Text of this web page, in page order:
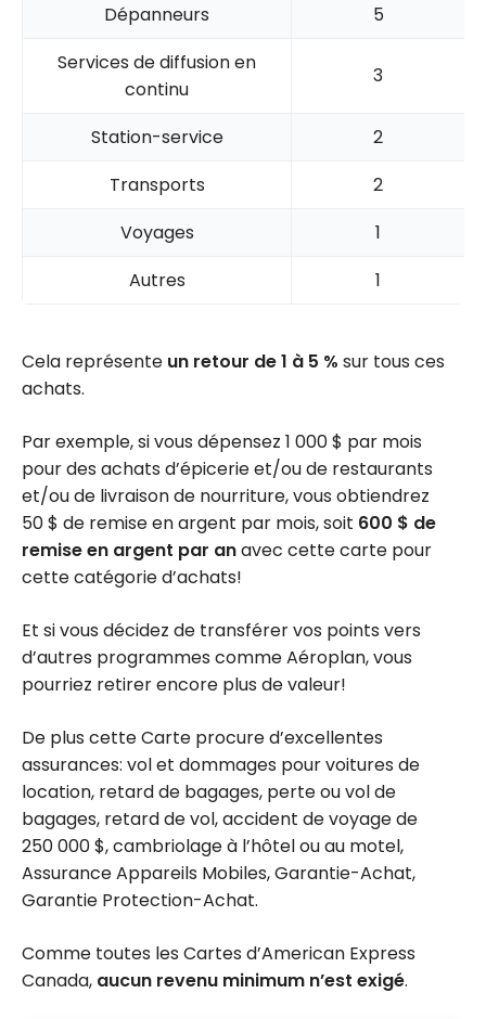
Dépanneurs
5
Services de diffusion en
continu
3
Station-service
2
Transports
2
Voyages
1
Autres
1
Cela représente un retour de1 à 5 % sur tous ces
achats.
Par exemple, si vous dépensez 1 000 $ par mois
pour des achats d’épicerie et/ou de restaurants
et/ou de livraison de nourriture, vous obtiendrez
50 $ de remise en argent par mois, soit 600 $ de
remise en argent par anavec cette carte pour
cette catégorie d’achats!
Et si vous décidez de transférer vos points vers
d’autres programmes comme Aéroplan, vous
pourriez retirer encore plus de valeur!
De plus cette Carte procure d’excellentes
assurances: vol et dommages pour voitures de
location, retard de bagages, perte ou vol de
bagages, retard de vol, accident de voyage de
250 000 $, cambriolage à l’hôtel ou au motel,
Assurance Appareils Mobiles, Garantie-Achat,
Garantie Protection-Achat.
Comme toutes les Cartes d’American Express
Canada, aucun revenu minimum n’est exigé.